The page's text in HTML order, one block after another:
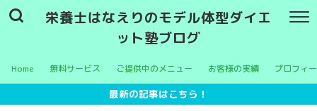
栄養士はなえりのモデル体型ダイエ
ット塾ブログ
Home 無料サービス ご提供中のメニュー お客様の実績 プロフィ
最新の記事はこちら！